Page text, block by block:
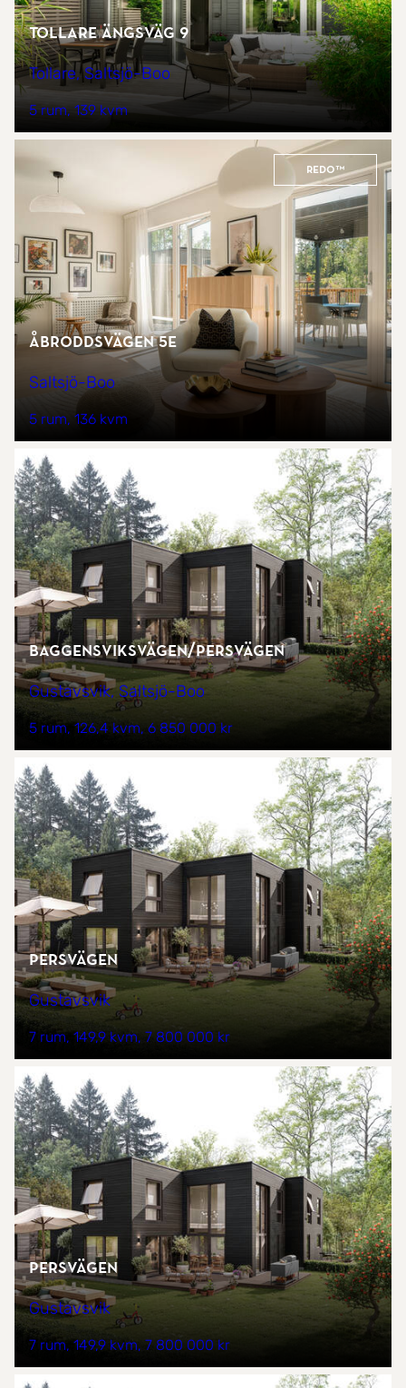
Tollare Ängsväg 9
Tollare, Saltsjö-Boo
5 rum 139 kvm
REDO™
Åbroddsvägen 5E
Saltsjö-Boo
5 rum 136 kvm
Baggensviksvägen/Persvägen
Gustavsvik, Saltsjö-Boo
5 rum 126,4 kvm 6 850 000 kr
Persvägen
Gustavsvik
7 rum 149,9 kvm 7 800 000 kr
Persvägen
Gustavsvik
7 rum 149,9 kvm 7 800 000 kr